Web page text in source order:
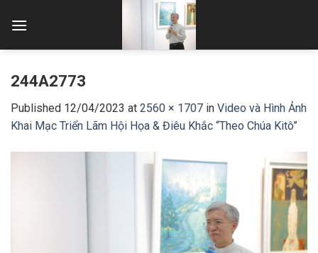
244A2773
Published 12/04/2023 at 2560 × 1707 in Video và Hình Ảnh
Khai Mạc Triển Lãm Hội Họa & Điêu Khắc “Theo Chúa Kitô”